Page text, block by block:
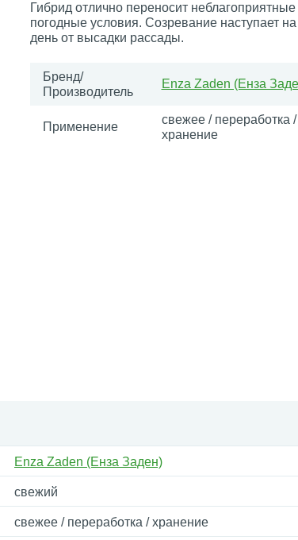
Гибрид отлично переносит неблагоприятные
погодные условия. Созревание наступает
день от высадки рассады.
Бренд/
Производитель
Enza Zaden (Енза
Применение
свежее / переработка /
хранение
Enza Zaden (Енза Заден)
свежий
свежее / переработка / хранение